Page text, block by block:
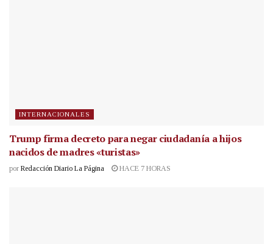
INTERNACIONALES
Trump firma decreto para negar ciudadanía a hijos
nacidos de madres «turistas»
por Redacción Diario La Página HACE 7 HORAS